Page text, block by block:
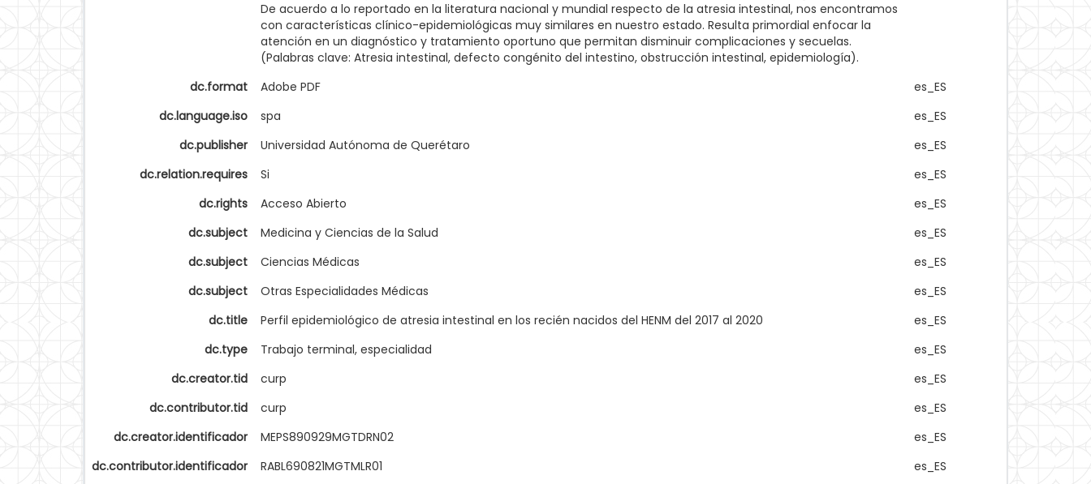
De acuerdo a lo reportado en la literatura nacional y mundial respecto de la atresia intestinal, nos encontramos
con características clínico-epidemiológicas muy similares en nuestro estado. Resulta primordial enfocar la
atención en un diagnóstico y tratamiento oportuno que permitan disminuir complicaciones y secuelas.
(Palabras clave: Atresia intestinal, defecto congénito del intestino, obstrucción intestinal, epidemiología).
dc.format Adobe PDF
es_ES
dc.language.iso
spa
es_ES
dc.publisher
Universidad Autónoma de Querétaro
es_ES
dc.relation.requires
Si
es_ES
dc.rights
Acceso Abierto
es_ES
dc.subject
Medicina y Ciencias de la Salud
es_ES
dc.subject
Ciencias Médicas
es_ES
dc.subject
Otras Especialidades Médicas
es_ES
dc.title
Perfil epidemiológico de atresia intestinal en los recién nacidos del HENM del 2017 al 2020
es_ES
dc.type
Trabajo terminal, especialidad
es_ES
dc.creator.tid
curp
es_ES
dc.contributor.tid
curp
es_ES
dc.creator.identificador
MEPS890929MGTDRN02
es_ES
dc.contributor.identificador
RABL690821MGTMLR01
es_ES